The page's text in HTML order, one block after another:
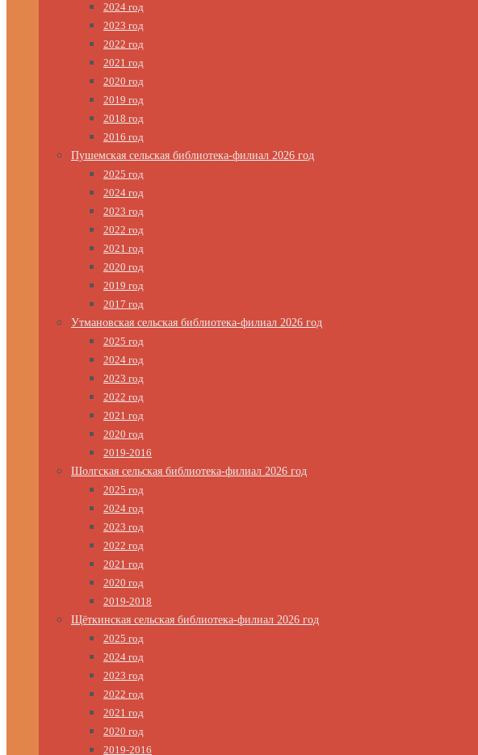
2024 год
2023 год
2022 год
2021 год
2020 год
2019 год
2018 год
2016 год
Пушемская сельская библиотека-филиал 2026 год
2025 год
2024 год
2023 год
2022 год
2021 год
2020 год
2019 год
2017 год
Утмановская сельская библиотека-филиал 2026 год
2025 год
2024 год
2023 год
2022 год
2021 год
2020 год
2019-2016
Шолгская сельская библиотека-филиал 2026 год
2025 год
2024 год
2023 год
2022 год
2021 год
2020 год
2019-2018
Щёткинская сельская библиотека-филиал 2026 год
2025 год
2024 год
2023 год
2022 год
2021 год
2020 год
2019-2016